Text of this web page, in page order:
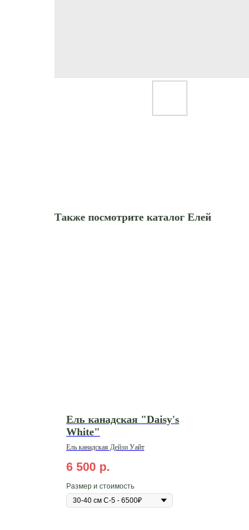
Также посмотрите каталог Елей
Ель канадская "Daisy's
White"
Ель канадская Дейзи Уайт
6 500 р.
Размер и стоимость